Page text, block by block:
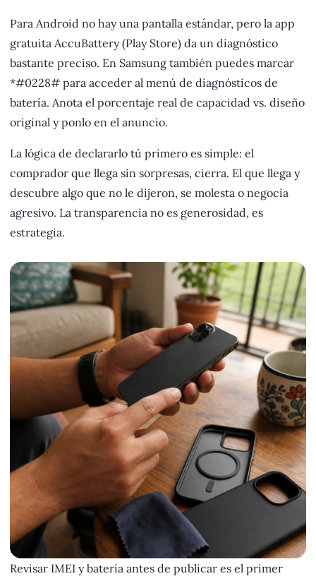
Para Android no hay una pantalla estándar, pero la app
gratuita AccuBattery (Play Store) da un diagnóstico
bastante preciso. En Samsung también puedes marcar
*#0228# para acceder al menú de diagnósticos de
batería. Anota el porcentaje real de capacidad vs. diseño
original y ponlo en el anuncio.
La lógica de declararlo tú primero es simple: el
comprador que llega sin sorpresas, cierra. El que llega y
descubre algo que no le dijeron, se molesta o negocia
agresivo. La transparencia no es generosidad, es
estrategia.
Revisar IMEI y batería antes de publicar es el primer